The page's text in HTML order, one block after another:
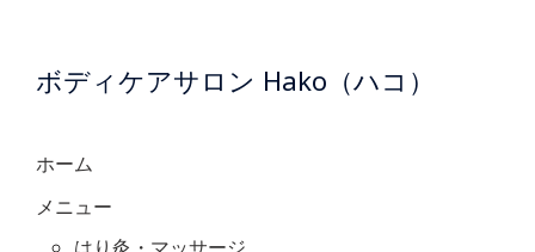
ボディケアサロン Hako（ハコ）
ホーム
メニュー